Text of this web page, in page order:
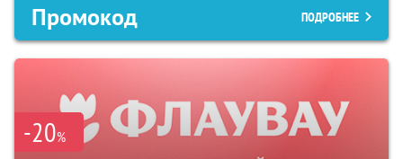
Промокод ПОДРОБНЕЕ
-20%